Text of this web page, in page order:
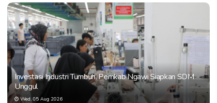
Investasi Industri Tumbuh, Pemkab Ngawi Siapkan SDM
Unggul
Wed, 05 Aug 2026